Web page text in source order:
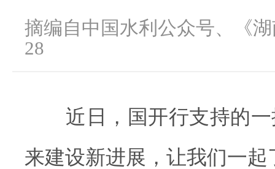
摘编自中国水利公众号、《
28
近日，国开行支持的一
来建设新进展，让我们一起